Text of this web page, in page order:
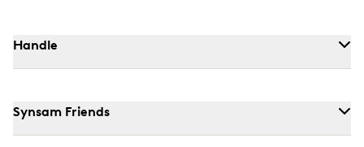
Handle
Synsam Friends